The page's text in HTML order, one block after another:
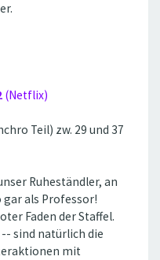
(Netflix)
Teil) zw. 29 und 37
Ruheständler, an
als Professor!
Faden der Staffel.
sind natürlich die
mit